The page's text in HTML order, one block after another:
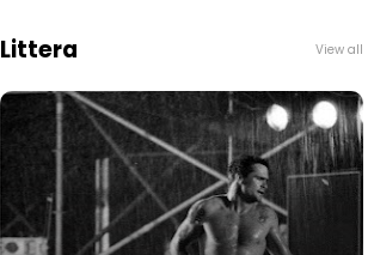
Littera View all